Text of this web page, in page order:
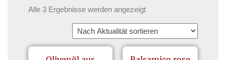
Alle 3 Ergebnisse werden angezeigt